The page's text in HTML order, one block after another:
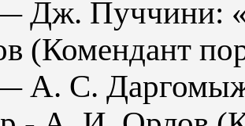
Дж. Пуччини:
(Комендант
А. С.